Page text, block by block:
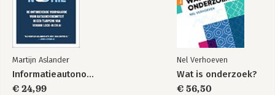
Martijn Aslander
Informatieautonomie
€ 24,99
Nel Verhoeven
Wat is onderzoek?
€ 56,50